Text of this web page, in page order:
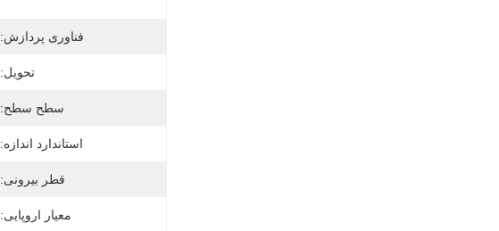
فناوری پردازش:
تحویل:
سطح سطح:
استاندارد اندازه:
قطر بیرونی:
معیار اروپایی: